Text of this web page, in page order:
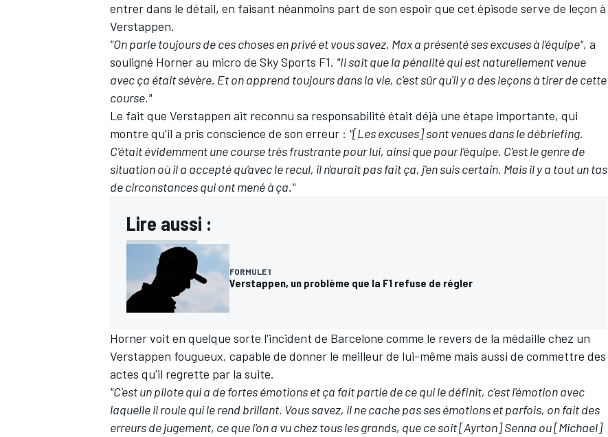
entrer dans le détail, en faisant néanmoins part de son espoir que cet épisode serve de leçon à
Verstappen.
"On parle toujours de ces choses en privé et vous savez, Max a présenté ses excuses à l'équipe", a
souligné Horner au micro de Sky Sports F1. "Il sait que la pénalité qui est naturellement venue
avec ça était sévère. Et on apprend toujours dans la vie, c'est sûr qu'il y a des leçons à tirer de cette
course."
Le fait que Verstappen ait reconnu sa responsabilité était déjà une étape importante, qui
montre qu'il a pris conscience de son erreur : "[Les excuses] sont venues dans le débriefing.
C'était évidemment une course très frustrante pour lui, ainsi que pour l'équipe. C'est le genre de
situation où il a accepté qu'avec le recul, il n'aurait pas fait ça, j'en suis certain. Mais il y a tout un tas
de circonstances qui ont mené à ça."
Lire aussi :
FORMULE 1
Verstappen, un problème que la F1 refuse de régler
Horner voit en quelque sorte l'incident de Barcelone comme le revers de la médaille chez un
Verstappen fougueux, capable de donner le meilleur de lui-même mais aussi de commettre des
actes qu'il regrette par la suite.
"C'est un pilote qui a de fortes émotions et ça fait partie de ce qui le définit, c'est l'émotion avec
laquelle il roule qui le rend brillant. Vous savez, il ne cache pas ses émotions et parfois, on fait des
erreurs de jugement, ce que l'on a vu chez tous les grands, que ce soit [Ayrton] Senna ou [Michael]